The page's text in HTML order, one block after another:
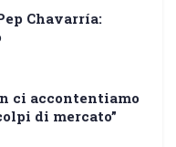
Chavarría:
ci accontentiamo
di mercato”